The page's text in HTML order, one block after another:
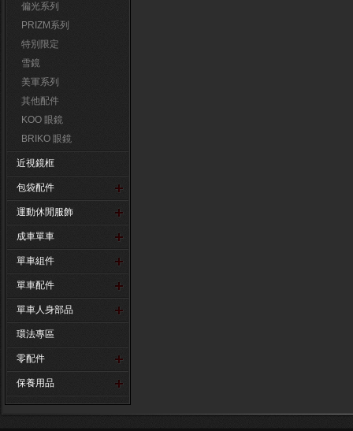
偏光系列
PRIZM系列
特別限定
雪鏡
美軍系列
其他配件
KOO 眼鏡
BRIKO 眼鏡
近視鏡框
包袋配件
運動休閒服飾
成車單車
單車組件
單車配件
單車人身部品
環法專區
零配件
保養用品